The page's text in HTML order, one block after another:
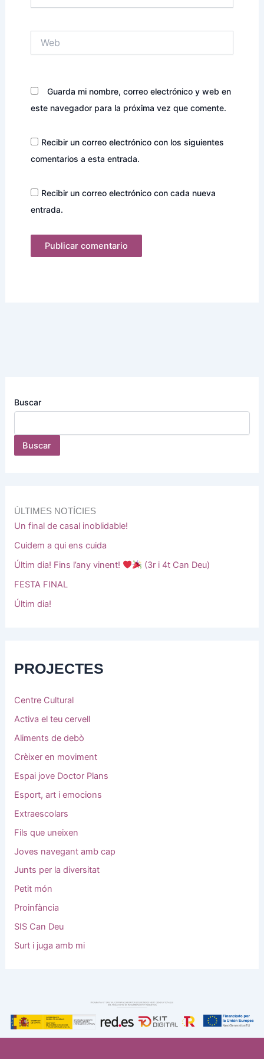
Guarda mi nombre, correo electrónico y web en
este navegador para la próxima vez que comente.
Recibir un correo electrónico con los siguientes
comentarios a esta entrada.
Recibir un correo electrónico con cada nueva
entrada.
Buscar
Buscar
ÚLTIMES NOTÍCIES
Un final de casal inoblidable!
Cuidem a qui ens cuida
Últim dia! Fins l’any vinent!
(3r i 4t Can Deu)
FESTA FINAL
Últim dia!
PROJECTES
Centre Cultural
Activa el teu cervell
Aliments de debò
Crèixer en moviment
Espai jove Doctor Plans
Esport, art i emocions
Extraescolars
Fils que uneixen
Joves navegant amb cap
Junts per la diversitat
Petit món
Proinfància
SIS Can Deu
Surt i juga amb mi